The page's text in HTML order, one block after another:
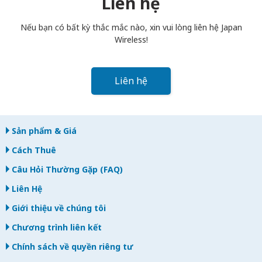
bạn trả muộn, bạn sẽ bị tính phí.
Nếu bạn có bất kỳ thắc mắc nào, xin vui lòng liên hệ Japan
Wireless!
Liên hệ
Sản phẩm & Giá
Cách Thuê
Câu Hỏi Thường Gặp (FAQ)
Liên Hệ
Giới thiệu về chúng tôi
Chương trình liên kết
Chính sách về quyền riêng tư